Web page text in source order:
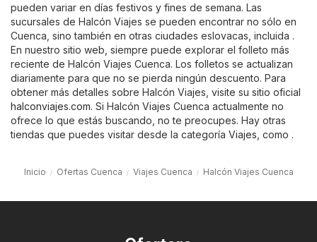
pueden variar en días festivos y fines de semana. Las
sucursales de Halcón Viajes se pueden encontrar no sólo en
Cuenca, sino también en otras ciudades eslovacas, incluida .
En nuestro sitio web, siempre puede explorar el folleto más
reciente de Halcón Viajes Cuenca. Los folletos se actualizan
diariamente para que no se pierda ningún descuento. Para
obtener más detalles sobre Halcón Viajes, visite su sitio oficial
halconviajes.com. Si Halcón Viajes Cuenca actualmente no
ofrece lo que estás buscando, no te preocupes. Hay otras
tiendas que puedes visitar desde la categoría Viajes , como .
Inicio Ofertas Cuenca Viajes Cuenca Halcón Viajes Cuenca